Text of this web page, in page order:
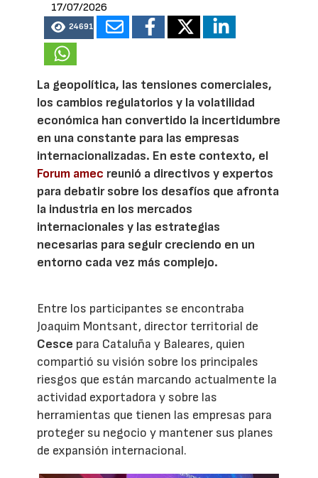
17/07/2026
24691
La geopolítica, las tensiones comerciales,
los cambios regulatorios y la volatilidad
económica han convertido la incertidumbre
en una constante para las empresas
internacionalizadas. En este contexto, el
Forum amec reunió a directivos y expertos
para debatir sobre los desafíos que afronta
la industria en los mercados
internacionales y las estrategias
necesarias para seguir creciendo en un
entorno cada vez más complejo.
Entre los participantes se encontraba
Joaquim Montsant, director territorial de
Cesce para Cataluña y Baleares, quien
compartió su visión sobre los principales
riesgos que están marcando actualmente la
actividad exportadora y sobre las
herramientas que tienen las empresas para
proteger su negocio y mantener sus planes
de expansión internacional.